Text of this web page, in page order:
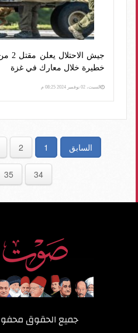
جيش
خطيرة خلال معارك في غزة
السبت، 02 نوفمبر 2024 08:25 م
السابق 1
2
34
35
جميع الحقوق